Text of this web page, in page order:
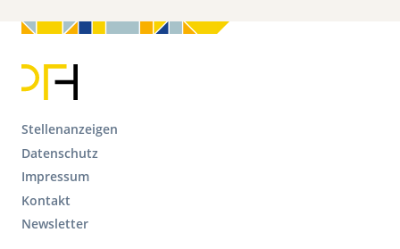
F
o
o
t
e
r
Stellenanzeigen
Datenschutz
Impressum
Kontakt
Newsletter